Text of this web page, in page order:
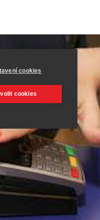
cookies
cookies